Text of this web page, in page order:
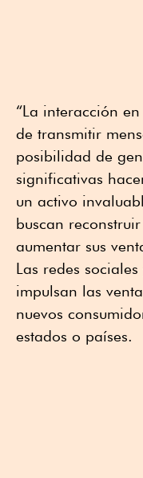
“La interacción
de transmitir
posibilidad de
significativas
un activo
buscan
aumentar sus
Las redes sociales
impulsan las
nuevos
estados o países.